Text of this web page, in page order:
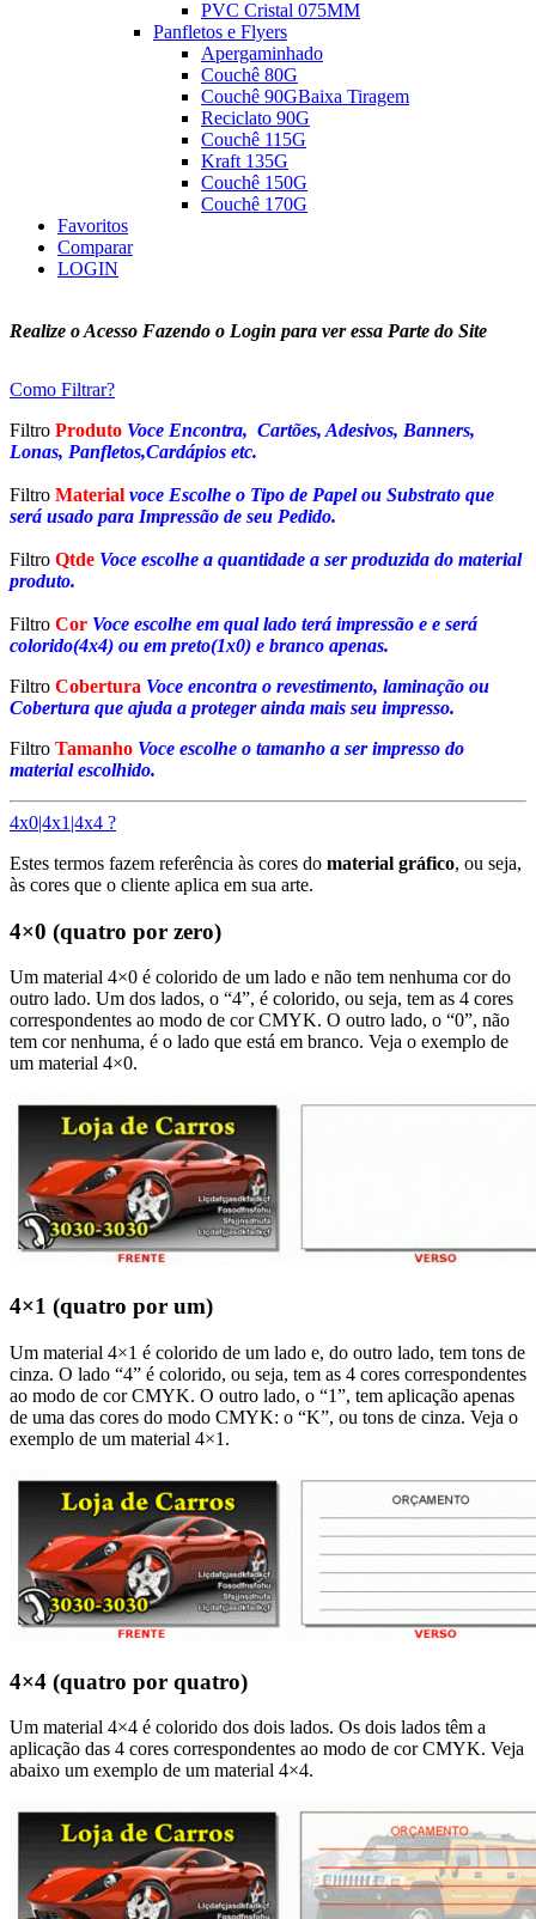
PVC Cristal 075MM
Panfletos e Flyers
Apergaminhado
Couchê 80G
Couchê 90GBaixa Tiragem
Reciclato 90G
Couchê 115G
Kraft 135G
Couchê 150G
Couchê 170G
Favoritos
Comparar
LOGIN
Realize o Acesso Fazendo o Login para ver essa Parte do Site
Como Filtrar?
Filtro Produto Voce Encontra, Cartões, Adesivos, Banners,
Lonas, Panfletos,Cardápios etc.
Filtro Material voce Escolhe o Tipo de Papel ou Substrato que
será usado para Impressão de seu Pedido.
Filtro Qtde Voce escolhe a quantidade a ser produzida do material
produto.
Filtro Cor Voce escolhe em qual lado terá impressão e e será
colorido(4x4) ou em preto(1x0) e branco apenas.
Filtro Cobertura Voce encontra o revestimento, laminação ou
Cobertura que ajuda a proteger ainda mais seu impresso.
Filtro Tamanho Voce escolhe o tamanho a ser impresso do
material escolhido.
4x0|4x1|4x4 ?
Estes termos fazem referência às cores do material gráfico, ou seja,
às cores que o cliente aplica em sua arte.
4×0 (quatro por zero)
Um material 4×0 é colorido de um lado e não tem nenhuma cor do
outro lado. Um dos lados, o “4”, é colorido, ou seja, tem as 4 cores
correspondentes ao modo de cor CMYK. O outro lado, o “0”, não
tem cor nenhuma, é o lado que está em branco. Veja o exemplo de
um material 4×0.
4×1 (quatro por um)
Um material 4×1 é colorido de um lado e, do outro lado, tem tons de
cinza. O lado “4” é colorido, ou seja, tem as 4 cores correspondentes
ao modo de cor CMYK. O outro lado, o “1”, tem aplicação apenas
de uma das cores do modo CMYK: o “K”, ou tons de cinza. Veja o
exemplo de um material 4×1.
4×4 (quatro por quatro)
Um material 4×4 é colorido dos dois lados. Os dois lados têm a
aplicação das 4 cores correspondentes ao modo de cor CMYK. Veja
abaixo um exemplo de um material 4×4.